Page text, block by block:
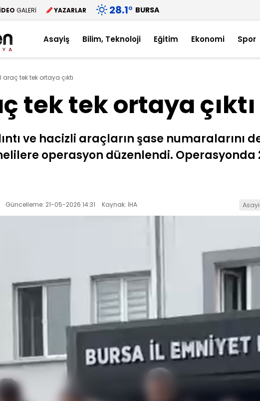
GALERİ YAZARLAR 28.1° BURSA
Asayiş Bilim, Teknoloji Eğitim Ekonomi Spor
araç tek tek ortaya çıktı
tek tek ortaya çıktı
ve hacizli araçların şase numaralarını
operasyon düzenlendi. Operasyonda
Güncelleme: 21-05-2026 14:31 Kaynak: İHA